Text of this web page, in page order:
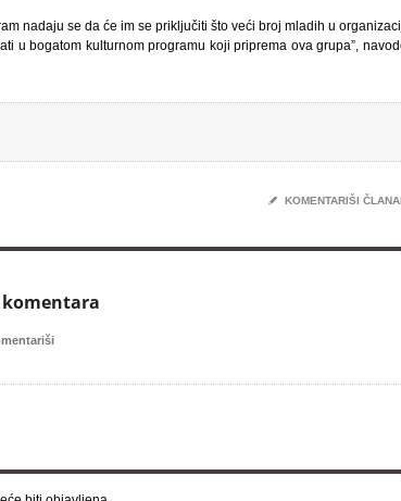
nadaju se da će im se priključiti što veći broj mladih u
u bogatom kulturnom programu koji priprema ova grupa”,
✎ KOMENTARIŠI
komentara